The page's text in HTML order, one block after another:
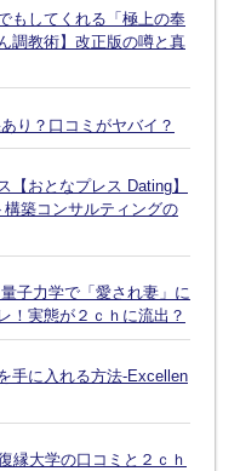
もしてくれる「極上の奉
調教術】改正版の噂と真
り？口コミがヤバイ？
【おとなプレス Dating】
築コンサルティングの
子力学で「愛され妻」に
！実態が２ｃｈに流出？
手に入れる方法-Excellen
大学の口コミと２ｃｈ